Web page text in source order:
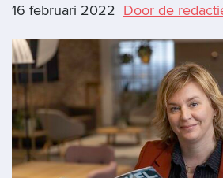
16 februari 2022 Door de